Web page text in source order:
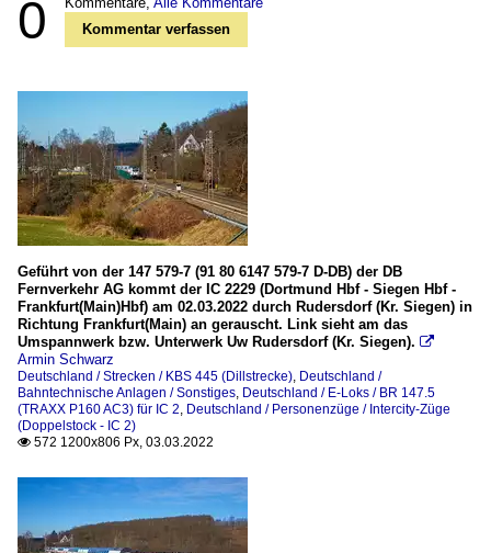
0
Kommentar verfassen
Geführt von der 147 579-7 (91 80 6147 579-7 D-DB) der DB
Fernverkehr AG kommt der IC 2229 (Dortmund Hbf - Siegen Hbf -
Frankfurt(Main)Hbf) am 02.03.2022 durch Rudersdorf (Kr. Siegen) in
Richtung Frankfurt(Main) an gerauscht. Link sieht am das
Umspannwerk bzw. Unterwerk Uw Rudersdorf (Kr. Siegen). 
Armin Schwarz
Deutschland / Strecken / KBS 445 (Dillstrecke), Deutschland /
Bahntechnische Anlagen / Sonstiges, Deutschland / E-Loks / BR 147.5
(TRAXX P160 AC3) für IC 2, Deutschland / Personenzüge / Intercity-Züge
(Doppelstock - IC 2)
 572 1200x806 Px, 03.03.2022